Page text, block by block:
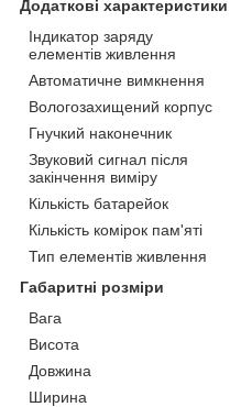
Додаткові характеристики
Індикатор заряду
елементів живлення
Автоматичне вимкнення
Вологозахищений корпус
Гнучкий наконечник
Звуковий сигнал після
закінчення виміру
Кількість батарейок
Кількість комірок пам'яті
Тип елементів живлення
Габаритні розміри
Вага
Висота
Довжина
Ширина